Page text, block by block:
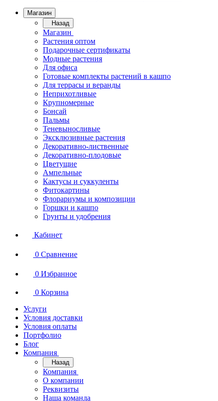
Магазин
Назад
Магазин
Растения оптом
Подарочные сертификаты
Модные растения
Для офиса
Готовые комплекты растений в кашпо
Для террасы и веранды
Неприхотливые
Крупномерные
Бонсай
Пальмы
Теневыносливые
Эксклюзивные растения
Декоративно-лиственные
Декоративно-плодовые
Цветущие
Ампельные
Кактусы и суккуленты
Фитокартины
Флорариумы и композиции
Горшки и кашпо
Грунты и удобрения
Кабинет
0 Сравнение
0 Избранное
0 Корзина
Услуги
Условия доставки
Условия оплаты
Портфолио
Блог
Компания
Назад
Компания
О компании
Реквизиты
Наша команда